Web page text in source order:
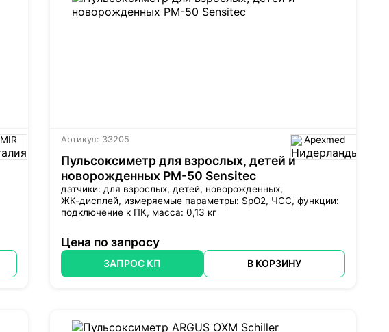
MIR Артикул: 33205 Apexmed
Пульсоксиметр для взрослых, детей и
новорожденных PM-50 Sensitec
датчики: для взрослых, детей, новорожденных,
ЖК-дисплей, измеряемые параметры: SpO2, ЧСС, функции:
подключение к ПК, масса: 0,13 кг
Цена по запросу
ЗАПРОС КП В КОРЗИНУ